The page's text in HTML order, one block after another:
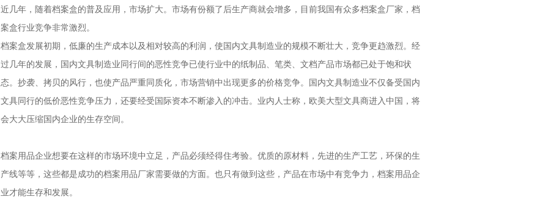
近几年，随着档案盒的普及应用，市场扩大。市场有份额了后生产商就会增多，目前我国有众多档案盒厂家，档
案盒行业竞争非常激烈。
档案盒发展初期，低廉的生产成本以及相对较高的利润，使国内文具制造业的规模不断壮大，竞争更趋激烈。经
过几年的发展，国内文具制造业同行间的恶性竞争已使行业中的纸制品、笔类、文档产品市场都已处于饱和状
态。抄袭、拷贝的风行，也使产品严重同质化，市场营销中出现更多的价格竞争。国内文具制造业不仅备受国内
文具同行的低价恶性竞争压力，还要经受国际资本不断渗入的冲击。业内人士称，欧美大型文具商进入中国，将
会大大压缩国内企业的生存空间。
档案用品企业想要在这样的市场环境中立足，产品必须经得住考验。优质的原材料，先进的生产工艺，环保的生
产线等等，这些都是成功的档案用品厂家需要做的方面。也只有做到这些，产品在市场中有竞争力，档案用品企
业才能生存和发展。